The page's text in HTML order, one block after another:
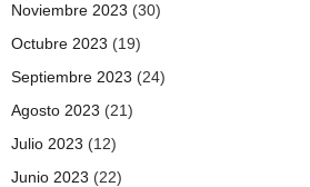
Noviembre 2023 (30)
Octubre 2023 (19)
Septiembre 2023 (24)
Agosto 2023 (21)
Julio 2023 (12)
Junio 2023 (22)